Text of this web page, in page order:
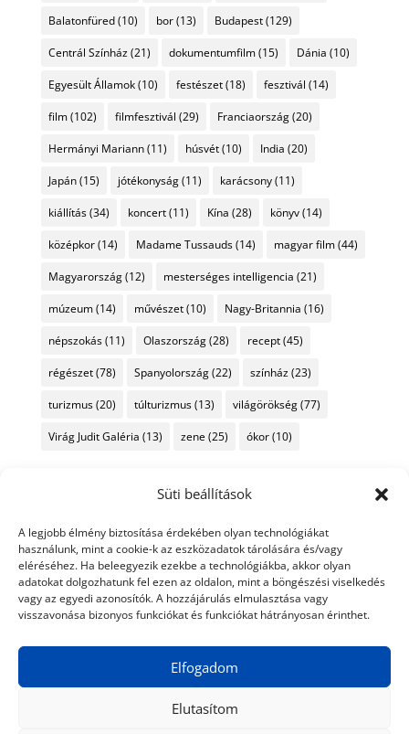
Süti beállítások
A legjobb élmény biztosítása érdekében olyan technológiákat
használunk, mint a cookie-k az eszközadatok tárolására és/vagy
eléréséhez. Ha beleegyezik ezekbe a technológiákba, akkor olyan
adatokat dolgozhatunk fel ezen az oldalon, mint a böngészési viselkedés
vagy az egyedi azonosítók. A hozzájárulás elmulasztása vagy
visszavonása bizonyos funkciókat és funkciókat hátrányosan érinthet.
Elfogadom
Elutasítom
Balatonfüred(10) bor(13) Budapest(129)
Centrál Színház(21) dokumentumfilm(15) Dánia (10)
Egyesült Államok(10) festészet(18) fesztivál (14)
film(102) filmfesztivál (29) Franciaország(20)
Hermányi Mariann(11) húsvét(10) India (20)
Japán(15) jótékonyság(11) karácsony(11)
kiállítás(34) koncert(11) Kína (28) könyv(14)
középkor(14) Madame Tussauds(14) magyar film(44)
Magyarország(12) mesterséges intelligencia (21)
múzeum(14) művészet(10) Nagy-Britannia (16)
népszokás(11) Olaszország(28) recept(45)
régészet(78) Spanyolország(22) színház(23)
turizmus(20) túlturizmus(13) világörökség(77)
Virág Judit Galéria (13) zene (25) ókor(10)